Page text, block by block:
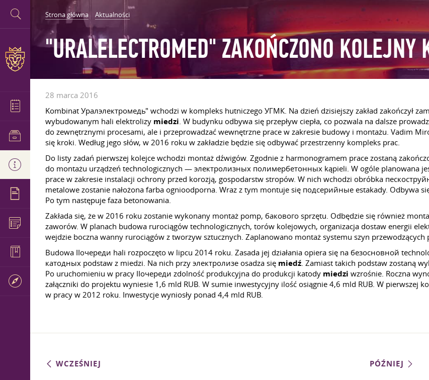
Strona główna Aktualności
"URALELECTROMED" ZAKOŃCZONO
28 marca 2016
Kombinat Уралэлектромедь" wchodzi w kompleks hutniczego УГМК. Na dzień dzisiejszy zakład zakończył
wybudowanym hali elektrolizy miedzi. W budynku odbywa się przepływ ciepła, co pozwala na dalsze
do zewnętrznymi procesami, ale i przeprowadzać wewnętrzne prace w zakresie budowy i montażu. Vadim
się kroki. Według jego słów, w 2016 roku w zakładzie będzie się odbywać przestrzenny kompleks prac.
Do listy zadań pierwszej kolejce wchodzi montaż dźwigów. Zgodnie z harmonogramem prace zostaną
do montażu urządzeń technologicznych — электролизных полимербетонных kąpieli. W ogóle planowana
prace w zakresie instalacji ochrony przed korozją, gospodarstw stropów. W nich wchodzi obróbka
metalowe zostanie nałożona farba ognioodporna. Wraz z tym montuje się подсерийные estakady. Odbywa
Po tym następuje faza betonowania.
Zakłada się, że w 2016 roku zostanie wykonany montaż pomp, бакового sprzętu. Odbędzie się również
zaworów. W planach budowa rurociągów technologicznych, torów kolejowych, organizacja dostaw energii
wejdzie boczna wanny rurociągów z tworzyw sztucznych. Zaplanowano montaż systemu szyn przewodzących
Budowa ІІочереди hali rozpoczęto w lipcu 2014 roku. Zasada jej działania opiera się na безосновной
катодных podstaw z miedzi. Na nich przy электролизе osadza się miedź. Zamiast takich podstaw zostaną
Po uruchomieniu w pracy ІІочереди zdolność produkcyjna do produkcji katody miedzi wzrośnie. Roczna
załączniki do projektu wyniesie 1,6 mld RUB. W sumie inwestycyjny ilość osiągnie 4,6 mld RUB. W pierwszej
w pracy w 2012 roku. Inwestycje wyniosły ponad 4,4 mld RUB.
WCZEŚNIEJ PÓŹNIEJ